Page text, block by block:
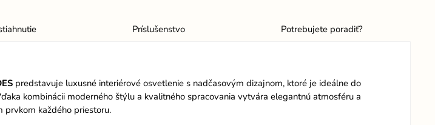
Príslušenstvo Potrebujete poradiť?
predstavuje luxusné interiérové osvetlenie s nadčasovým dizajnom, ktoré je ideálne do
kombinácii moderného štýlu a kvalitného spracovania vytvára elegantnú atmosféru a
prvkom každého priestoru.